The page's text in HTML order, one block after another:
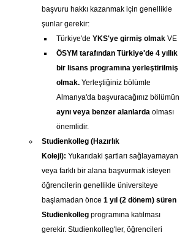
başvuru hakkı kazanmak için genellikle
şunlar gerekir:
Türkiye'de YKS'ye girmiş olmak VE
ÖSYM tarafından Türkiye'de 4 yıllık
bir lisans programına yerleştirilmiş
olmak. Yerleştiğiniz bölümle
Almanya'da başvuracağınız bölümün
aynı veya benzer alanlarda olması
önemlidir.
Studienkolleg (Hazırlık
Koleji): Yukarıdaki şartları sağlayamayan
veya farklı bir alana başvurmak isteyen
öğrencilerin genellikle üniversiteye
başlamadan önce 1 yıl (2 dönem) süren
Studienkolleg programına katılması
gerekir. Studienkolleg'ler, öğrencileri